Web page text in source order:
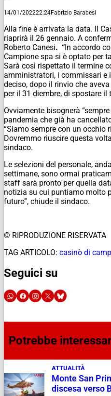
14/01/202222:24Fabrizio Barabesi
Alla fine è arrivata la data. Il
riaprirà il 26 gennaio. A
Roberto Canesi. “In accordo
Campione spa si è optato per
Sarà così rispettato il termine
amministratori, i commissari e
deciso, dopo il rinvio che
per il 31 diembre, di spostare il
Ovviamente bisognerà
pandemia che già ha
“Siamo sempre con un occhio
Dovremmo riuscire questa
sindaco.
Le selezioni del personale,
settimane, sono ormai
staff sarà pronto per quella
notizia su cui puntiamo molto
futuro”, chiude il sindaco.
© RIPRODUZIONE RISERVATA
TAG ARTICOLO: casinò di
Seguici su
Potrebbe
ATTUALITÀ
Monte San
discesa verso